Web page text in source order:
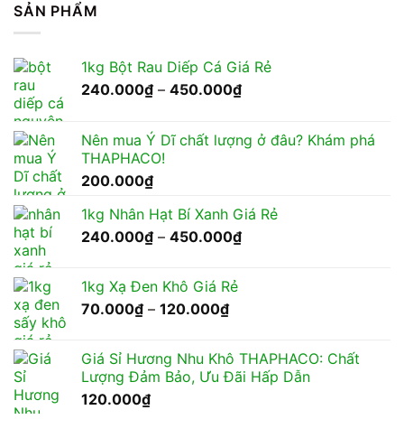
SẢN PHẨM
1kg Bột Rau Diếp Cá Giá Rẻ
240.000₫ – 450.000₫Khoảng
240.000₫
Nên mua Ý Dĩ chất lượng ở đâu? Khám phá
THAPHACO!
200.000₫
1kg Nhân Hạt Bí Xanh Giá Rẻ
240.000₫ – 450.000₫Khoảng
1kg Xạ Đen Khô Giá Rẻ
70.000₫ – 120.000₫Khoảng
70.000₫
đến
Giá Sỉ Hương Nhu Khô THAPHACO: Chất
Lượng Đảm Bảo, Ưu Đãi Hấp Dẫn
120.000₫